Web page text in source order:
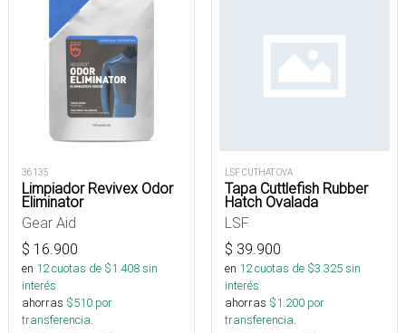
36135
Limpiador Revivex Odor
Eliminator
Gear Aid
$ 16.900
en 12cuotas de $1.408sin
interés
ahorras $510 por
transferencia.
LSF CUTHAT OVA
Tapa Cuttlefish Rubber
Hatch Ovalada
LSF
$ 39.900
en 12cuotas de $3.325sin
interés
ahorras $1.200 por
transferencia.